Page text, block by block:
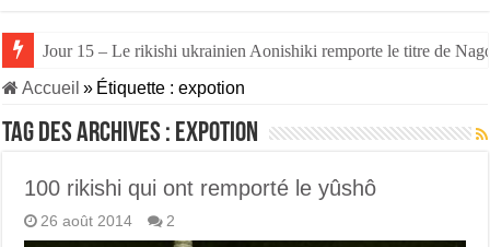
Jour 15 – Le rikishi ukrainien Aonishiki remporte le titre de
Accueil » Étiquette :expotion
Tag des archives : expotion
100 rikishi qui ont remporté le yûshô
26 août 2014 2